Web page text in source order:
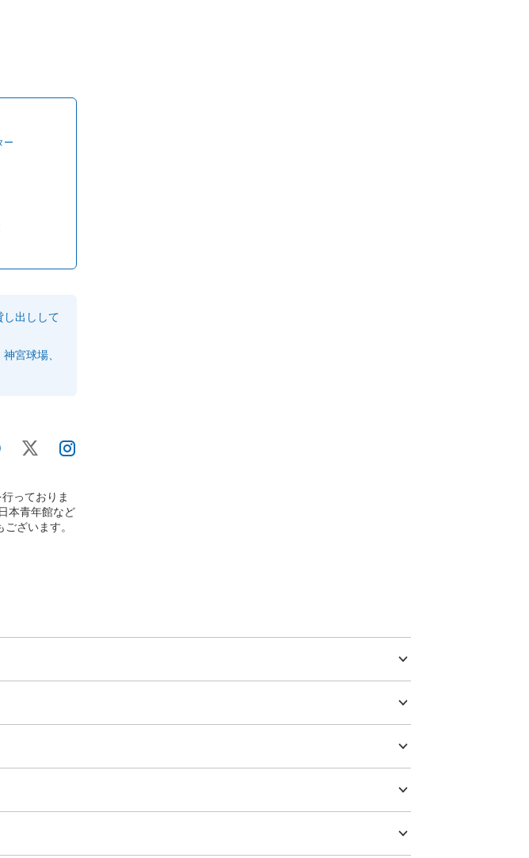
ー
し出しして
宮球場、
っておりま
本青年館など
ざいます。